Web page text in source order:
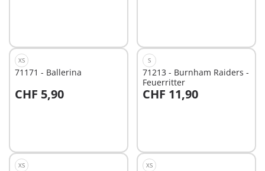
XS
71171 - Ballerina
CHF 5,90
S
71213 - Burnham Raiders -
Feuerritter
CHF 11,90
XS XS